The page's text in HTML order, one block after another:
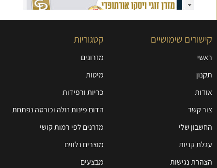
קישורים שימושיים
ראשי
תקנון
אודות
צור קשר
החשבון שלי
עגלת קניות
הצהרת נגישות
קטגוריות
מזרונים
מיטות
כריות ורפידות
הדום פינות זולה וכורסה נפתחת
מזרנים לפי רמות קושי
מוצרים נלווים
מבצעים